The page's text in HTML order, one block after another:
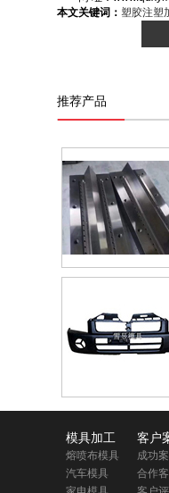
本文关键词： 塑胶注塑
推荐产品
模具加工
熔喷布模具
汽车模具
客户
成功
合作